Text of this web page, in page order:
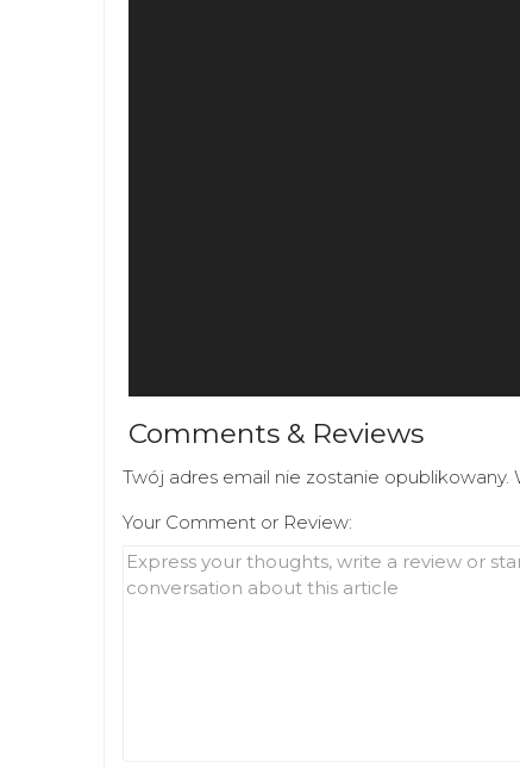
Comments & Reviews
Twój adres email nie zostanie opublikowany.
Your Comment or Review: